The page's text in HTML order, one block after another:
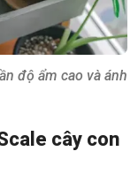
độ ẩm cao và ánh
cây con